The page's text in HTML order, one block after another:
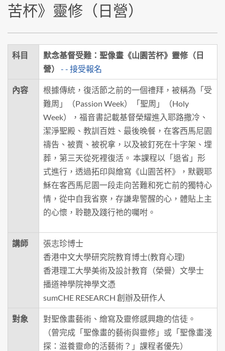
苦杯》靈修（日營）
科目
默念基督受難：聖像畫《山園苦杯》靈修（日
營）
- - 接受報名
內容
根據傳統，復活節之前的一個禮拜，被稱為「受
難周」（Passion Week）「聖周」（Holy
Week），福音書記載基督榮耀進入耶路撒冷、
潔淨聖殿、教訓百姓、最後晚餐，在客西馬尼園
禱告、被賣、被祝拿，以及被釘死在十字架、埋
葬，第三天從死裡復活。 本課程以「退省」形
式進行，透過拓印與繪寫《山園苦杯》，默觀耶
穌在客西馬尼園一段走向苦難和死亡前的獨特心
情，從中自我省察，存謙卑警醒的心，體貼上主
的心懷，聆聽及踐行祂的囑咐。
講師
張志珍博士
香港中文大學研究院教育博士(教育心理)
香港理工大學美術及設計教育（榮譽）文學士
播道神學院神學文憑
sumCHE RESEARCH 創辦及研作人
對象
對聖像畫藝術、繪寫及靈修感興趣的信徒。
（曾完成「聖像畫的藝術與靈修」或「聖像畫淺
探：滋養靈命的活藝術？」課程者優先）